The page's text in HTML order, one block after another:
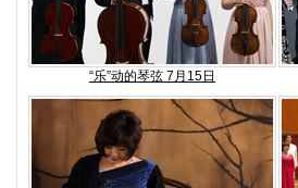
“乐”动的琴弦 7月15日